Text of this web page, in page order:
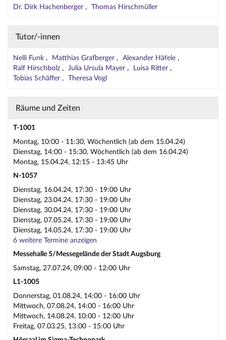
Dr. Dirk Hachenberger Thomas Hirschmüller
Tutor/-innen
Nelli Funk Matthias Grafberger
Alexander Häfele
Ralf Hirschbolz
Julia Ursula Mayer
Luisa Ritter
Tobias Schäffer
Theresa Vogl
Räume und Zeiten
T-1001
Montag, 10:00 - 11:30, Wöchentlich (ab dem 15.04.24)
Dienstag, 14:00 - 15:30, Wöchentlich (ab dem 16.04.24)
Montag, 15.04.24, 12:15 - 13:45 Uhr
N-1057
Dienstag, 16.04.24, 17:30 - 19:00 Uhr
Dienstag, 23.04.24, 17:30 - 19:00 Uhr
Dienstag, 30.04.24, 17:30 - 19:00 Uhr
Dienstag, 07.05.24, 17:30 - 19:00 Uhr
Dienstag, 14.05.24, 17:30 - 19:00 Uhr
6 weitere Termine anzeigen
Messehalle 5/Messegelände der Stadt Augsburg
Samstag, 27.07.24, 09:00 - 12:00 Uhr
L1-1005
Donnerstag, 01.08.24, 14:00 - 16:00 Uhr
Mittwoch, 07.08.24, 14:00 - 16:00 Uhr
Mittwoch, 14.08.24, 10:00 - 12:00 Uhr
Freitag, 07.03.25, 13:00 - 15:00 Uhr